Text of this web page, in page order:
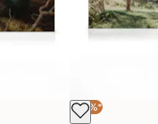
-25%*